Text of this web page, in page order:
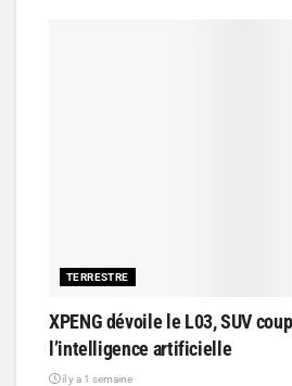
TERRESTRE
XPENG dévoile le L03, SUV
l’intelligence artificielle
il y a 1 semaine